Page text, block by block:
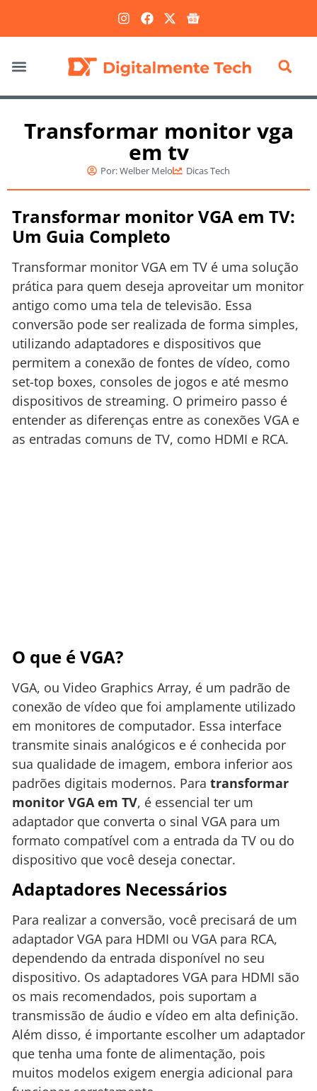
Transformar monitor vga
em tv
Por:Welber Melo Dicas Tech
Transformar monitor VGA em TV:
Um Guia Completo
Transformar monitor VGA em TV é uma solução
prática para quem deseja aproveitar um monitor
antigo como uma tela de televisão. Essa
conversão pode ser realizada de forma simples,
utilizando adaptadores e dispositivos que
permitem a conexão de fontes de vídeo, como
set-top boxes, consoles de jogos e até mesmo
dispositivos de streaming. O primeiro passo é
entender as diferenças entre as conexões VGA e
as entradas comuns de TV, como HDMI e RCA.
O que é VGA?
VGA, ou Video Graphics Array, é um padrão de
conexão de vídeo que foi amplamente utilizado
em monitores de computador. Essa interface
transmite sinais analógicos e é conhecida por
sua qualidade de imagem, embora inferior aos
padrões digitais modernos. Para transformar
monitor VGA em TV, é essencial ter um
adaptador que converta o sinal VGA para um
formato compatível com a entrada da TV ou do
dispositivo que você deseja conectar.
Adaptadores Necessários
Para realizar a conversão, você precisará de um
adaptador VGA para HDMI ou VGA para RCA,
dependendo da entrada disponível no seu
dispositivo. Os adaptadores VGA para HDMI são
os mais recomendados, pois suportam a
transmissão de áudio e vídeo em alta definição.
Além disso, é importante escolher um adaptador
que tenha uma fonte de alimentação, pois
muitos modelos exigem energia adicional para